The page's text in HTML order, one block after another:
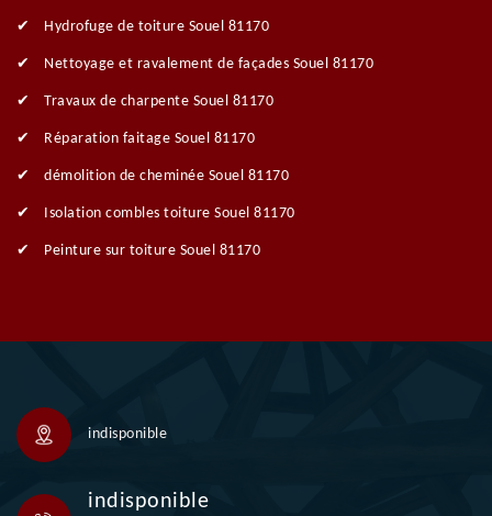
Hydrofuge de toiture Souel 81170
Nettoyage et ravalement de façades Souel 81170
Travaux de charpente Souel 81170
Réparation faitage Souel 81170
démolition de cheminée Souel 81170
Isolation combles toiture Souel 81170
Peinture sur toiture Souel 81170
indisponible
indisponible